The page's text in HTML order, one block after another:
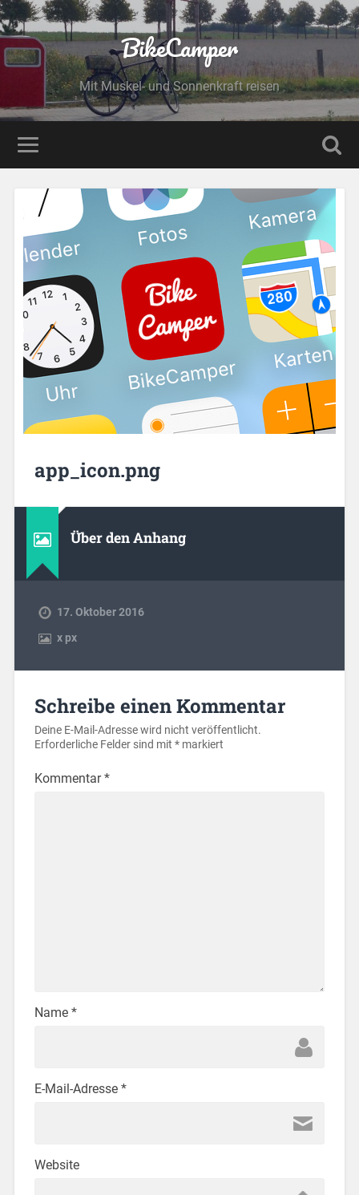
BikeCamper
Mit Muskel- und Sonnenkraft reisen
app_icon.png
Über den Anhang
17. Oktober 2016
xpx
Schreibe einen Kommentar
Deine E-Mail-Adresse wird nicht veröffentlicht.
Erforderliche Felder sind mit *markiert
Kommentar*
Name *
E-Mail-Adresse *
Website